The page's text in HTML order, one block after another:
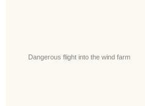
Dangerous flight into the wind farm